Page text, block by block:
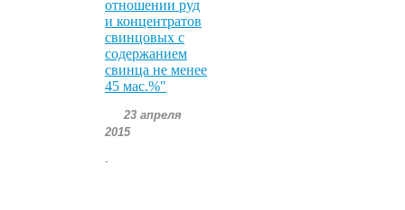
отношении руд
и концентратов
свинцовых с
содержанием
свинца не менее
45 мас.%"
23 апреля
2015
.